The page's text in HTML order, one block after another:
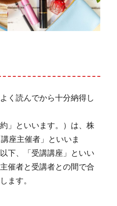
く読んでから十分納得し
」といいます。）は、株
座主催者」といいま
下、「受講講座」といい
催者と受講者との間で合
ます。